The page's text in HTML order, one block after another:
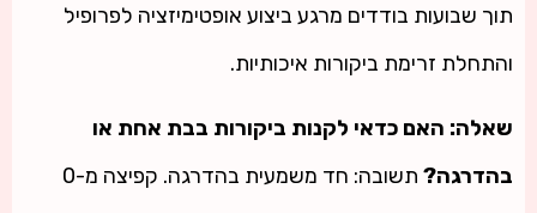
תוך שבועות בודדים מרגע ביצוע אופטימיזציה לפרופיל
והתחלת זרימת ביקורות איכותיות.
שאלה: האם כדאי לקנות ביקורות בבת אחת או
בהדרגה?
תשובה: חד משמעית בהדרגה. קפיצה מ-0